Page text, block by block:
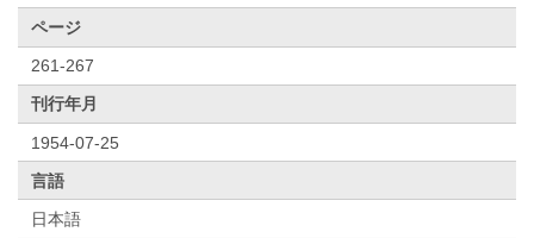
ページ
261-267
刊行年月
1954-07-25
言語
日本語